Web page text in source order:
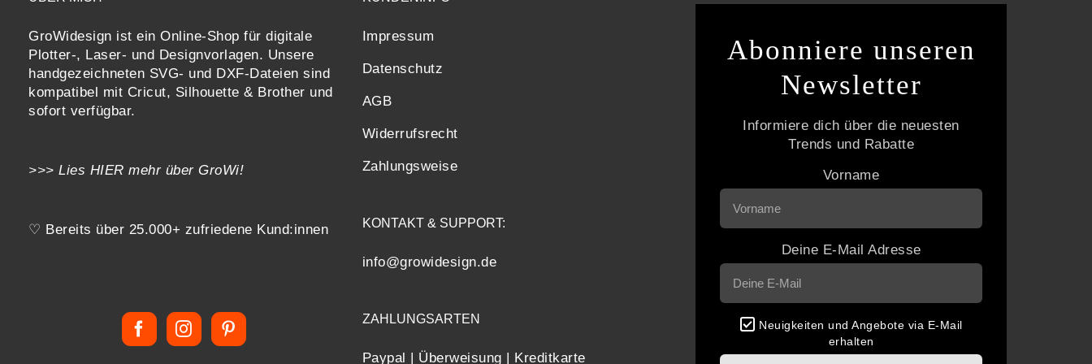
GroWidesign ist ein Online-Shop für digitale
Plotter-, Laser- und Designvorlagen. Unsere
handgezeichneten SVG- und DXF-Dateien sind
kompatibel mit Cricut, Silhouette & Brother und
sofort verfügbar.
>>> Lies HIER mehr über GroWi!
♡ Bereits über 25.000+ zufriedene Kund:innen
Impressum
Datenschutz
AGB
Widerrufsrecht
Zahlungsweise
KONTAKT & SUPPORT:
info@growidesign.de
ZAHLUNGSARTEN
Paypal | Überweisung | Kreditkarte
Abonniere unseren
Newsletter
Informiere dich über die neuesten
Trends und Rabatte
Vorname
Deine E-Mail Adresse
Neuigkeiten und Angebote via E-Mail
erhalten